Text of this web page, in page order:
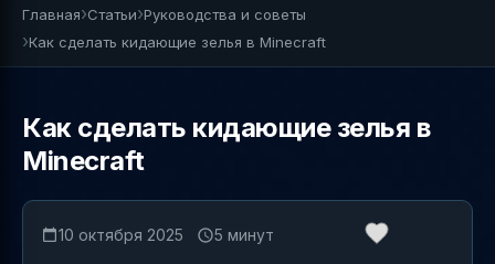
Главная Статьи Руководства и советы
Как сделать кидающие зелья в Minecraft
Как сделать кидающие зелья в
Minecraft
10 октября 2025 5 минут